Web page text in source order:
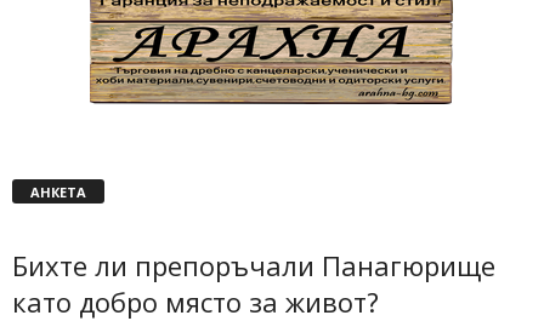
АНКЕТА
Бихте ли препоръчали Панагюрище
като добро място за живот?